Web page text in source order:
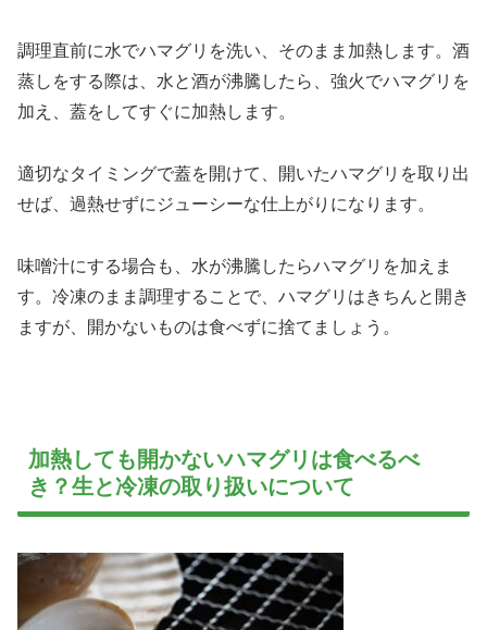
調理直前に水でハマグリを洗い、そのまま加熱します。酒
蒸しをする際は、水と酒が沸騰したら、強火でハマグリを
加え、蓋をしてすぐに加熱します。
適切なタイミングで蓋を開けて、開いたハマグリを取り出
せば、過熱せずにジューシーな仕上がりになります。
味噌汁にする場合も、水が沸騰したらハマグリを加えま
す。冷凍のまま調理することで、ハマグリはきちんと開き
ますが、開かないものは食べずに捨てましょう。
加熱しても開かないハマグリは食べるべ
き？生と冷凍の取り扱いについて